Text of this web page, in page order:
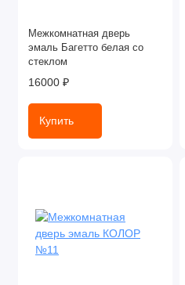
Межкомнатная дверь
эмаль Багетто белая со
стеклом
16000 ₽
Купить